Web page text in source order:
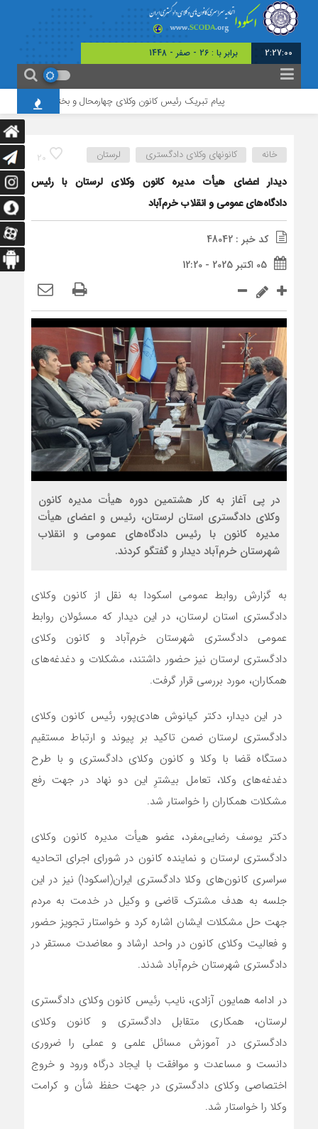
2:27:01 برابر با : 26 - صفر - 1448
پیام تبریک رئیس کانون وکلای چهارمحال و بختیاری به مناسبت روز
20 خانه کانونهای وکلای دادگستری لرستان
دیدار اعضای هیأت مدیره کانون وکلای لرستان با رئیس
دادگاه‌های عمومی و انقلاب خرم‌آباد
کد خبر : 48042
05 اکتبر 2025 - 12:20
در پی آغاز به کار هشتمین دوره هیأت مدیره کانون
وکلای دادگستری استان لرستان، رئیس و اعضای هیأت
مدیره کانون با رئیس دادگاه‌های عمومی و انقلاب
شهرستان خرم‌آباد دیدار و گفتگو کردند.
به گزارش روابط عمومی اسکودا به نقل از کانون وکلای
دادگستری استان لرستان، در این دیدار که مسئولان روابط
عمومی دادگستری شهرستان خرم‌آباد و کانون وکلای
دادگستری لرستان نیز حضور داشتند، مشکلات و دغدغه‌های
همکاران، مورد بررسی قرار گرفت.
‌ در این دیدار، دکتر کیانوش هادی‌پور، رئیس کانون وکلای
دادگستری لرستان ضمن تاکید بر پیوند و ارتباط مستقیم
دستگاه قضا با وکلا و کانون وکلای دادگستری و با طرح
دغدغه‌های وکلا، تعامل بیشترِ این دو نهاد در جهت رفع
مشکلات همکاران را خواستار شد.
دکتر یوسف رضایی‌مفرد، عضو هیأت‌ مدیره کانون وکلای
دادگستری لرستان و نماینده کانون در شورای اجرای اتحادیه
سراسری کانون‌های وکلا دادگستری ایران(اسکودا) نیز در این
جلسه به هدف مشترک قاضی و وکیل در خدمت به مردم
جهت حل مشکلات ایشان اشاره کرد و خواستار تجویز حضور
و فعالیت وکلای کانون در واحد ارشاد و معاضدت مستقر در
دادگستری شهرستان‌ خرم‌آباد شدند.
در ادامه همایون آزادی، نایب رئیس کانون وکلای دادگستری
لرستان، همکاری متقابل دادگستری و کانون وکلای
دادگستری در آموزش مسائل علمی و عملی را ضروری
دانست و مساعدت و موافقت با ایجاد درگاه ورود و خروج
اختصاصی وکلای دادگستری در جهت حفظ شأن و کرامت
وکلا را خواستار شد.